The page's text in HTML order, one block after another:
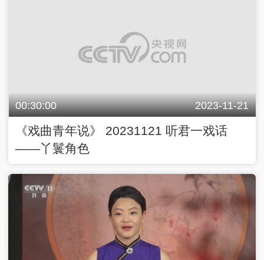
00:30:00 2023-11-21
《戏曲青年说》 20231121 听君一戏话
——丫鬟角色